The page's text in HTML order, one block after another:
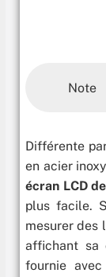
Note
Différente
en acier
écran LCD
plus facile.
mesurer des
affichant sa
fournie